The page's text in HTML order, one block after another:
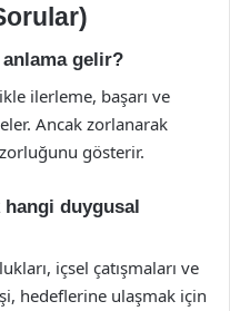
anlama gelir?
ilerleme, başarı ve
Ancak zorlanarak
gösterir.
hangi duygusal
içsel çatışmaları ve
hedeflerine ulaşmak için